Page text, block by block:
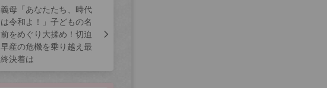
義母「あなたたち、時代
は令和よ！」子どもの名
前をめぐり大揉め！切迫
早産の危機を乗り越え最
終決着は